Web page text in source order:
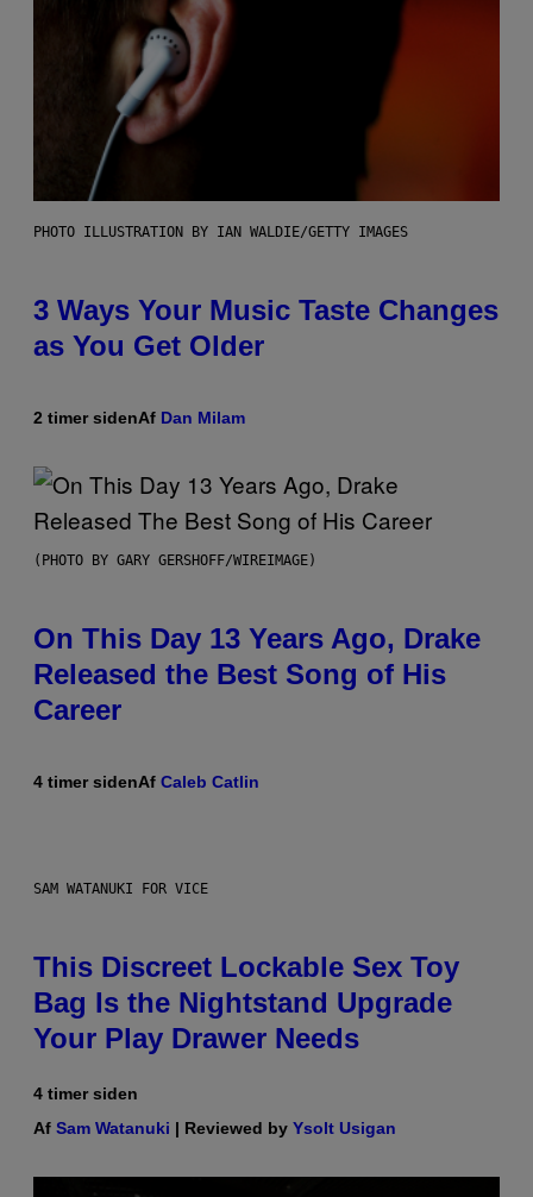
PHOTO ILLUSTRATION BY IAN WALDIE/GETTY IMAGES
3 Ways Your Music Taste Changes
as You Get Older
2 timer sidenAf Dan Milam
(PHOTO BY GARY GERSHOFF/WIREIMAGE)
On This Day 13 Years Ago, Drake
Released the Best Song of His
Career
4 timer sidenAf Caleb Catlin
SAM WATANUKI FOR VICE
This Discreet Lockable Sex Toy
Bag Is the Nightstand Upgrade
Your Play Drawer Needs
4 timer siden
Af Sam Watanuki | Reviewed by Ysolt Usigan